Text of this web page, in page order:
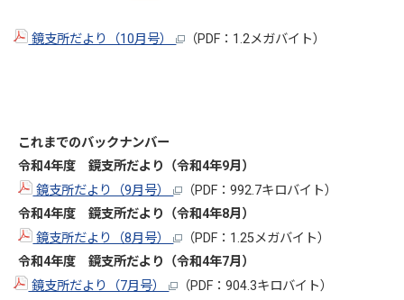
鏡支所だより（10月号） （PDF：1.2メガバイト）
これまでのバックナンバー
令和4年度 鏡支所だより（令和4年9月）
鏡支所だより（9月号）
（PDF：992.7キロバイト）
令和4年度 鏡支所だより（令和4年8月）
鏡支所だより（8月号）
（PDF：1.25メガバイト）
令和4年度 鏡支所だより（令和4年7月）
鏡支所だより（7月号）
（PDF：904.3キロバイト）